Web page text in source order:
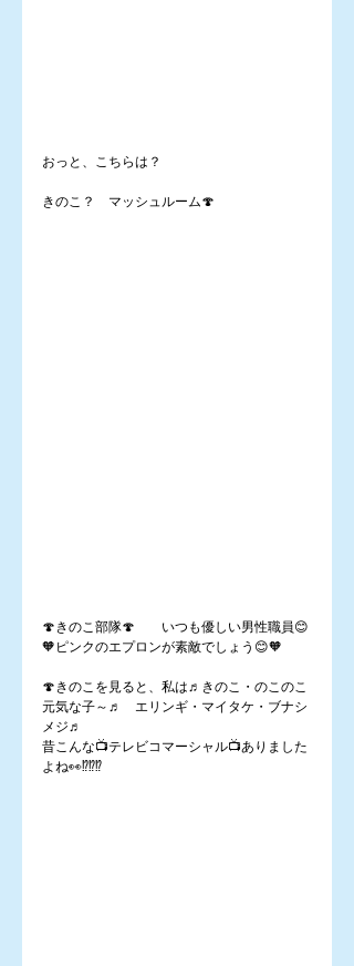
おっと、こちらは？
きのこ？　マッシュルーム🍄
🍄きのこ部隊🍄　　いつも優しい男性職員😊
🧡ピンクのエプロンが素敵でしょう😊🧡
🍄きのこを見ると、私は♬きのこ・のこのこ
元気な子～♬　エリンギ・マイタケ・ブナシ
メジ♬
昔こんな📺テレビコマーシャル📺ありました
よね👀⁉️⁉️⁉️